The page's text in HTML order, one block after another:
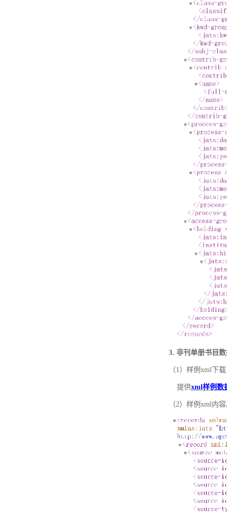
3. 非刊单册书目
（1）样例xml下载
提供xml样例数
（2）样例xml内